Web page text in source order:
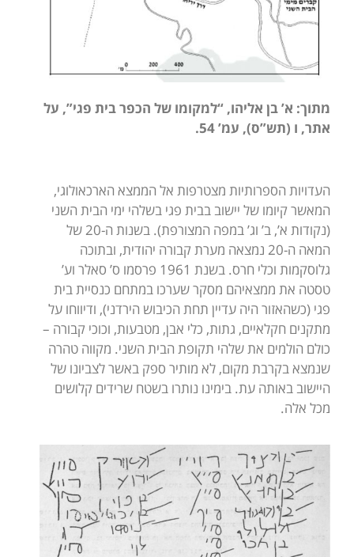
מתוך: א’ בן אליהו, “למקומו של הכפר בית פגי”, על
אתר, ו (תש”ס), עמ’ 54.
העדויות הספרותיות מצטרפות אל הממצא הארכאולוגי,
המאשר קיומו של יישוב בבית פגי בשלהי ימי הבית השני
(נקודות א’, ב’ וג’ במפה המצורפת). בשנות ה-20 של
המאה ה-20 נמצאה מערת קבורה יהודית, ובתוכה
גלוסקמות וכלי חרס. בשנת 1961 פרסמו ס’ סאלר וע’
טסטה את ממצאיהם מסקר שערכו במתחם כנסיית בית
פגי (כשהאזור היה עדיין תחת הכיבוש הירדני), ודיווחו על
מתקנים חקלאיים, גתות, כלי אבן, מטבעות, וכוכי קבורה –
כולם הולמים את שלהי תקופת הבית השני. מקווה טהרה
שנמצא בקרבת מקום, לא מותיר ספק באשר לצביונו של
היישוב באותה עת. בימינו נותרו בשטח שרידים קלושים
מכל אלה.